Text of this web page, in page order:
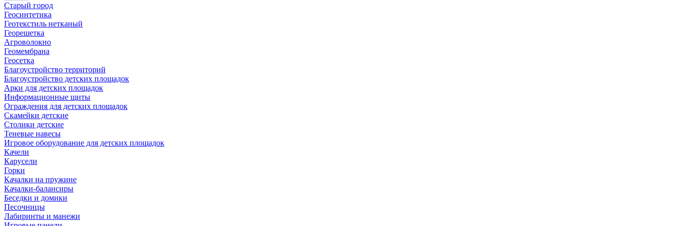
Старый город
Геосинтетика
Геотекстиль нетканый
Георешетка
Агроволокно
Геомембрана
Геосетка
Благоустройство территорий
Благоустройство детских площадок
Арки для детских площадок
Информационные щиты
Ограждения для детских площадок
Скамейки детские
Столики детские
Теневые навесы
Игровое оборудование для детских площадок
Качели
Карусели
Горки
Качалки на пружине
Качалки-балансиры
Беседки и домики
Песочницы
Лабиринты и манежи